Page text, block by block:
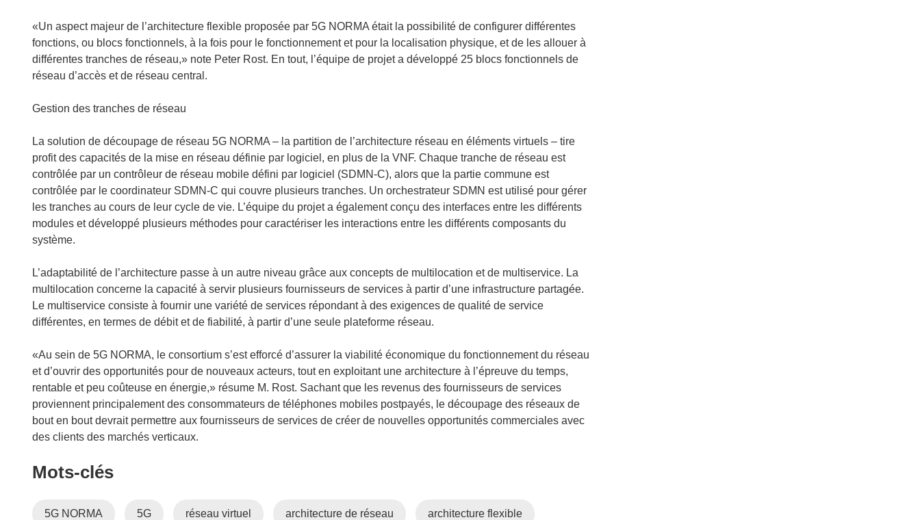
e
f
e
e
)
«Un aspect majeur de l’architecture flexible proposée par 5G NORMA était la possibilité de configurer différentes
fonctions, ou blocs fonctionnels, à la fois pour le fonctionnement et pour la localisation physique, et de les allouer à
différentes tranches de réseau,» note Peter Rost. En tout, l’équipe de projet a développé 25 blocs fonctionnels de
réseau d’accès et de réseau central.
Gestion des tranches de réseau
La solution de découpage de réseau 5G NORMA – la partition de l’architecture réseau en éléments virtuels – tire
profit des capacités de la mise en réseau définie par logiciel, en plus de la VNF. Chaque tranche de réseau est
contrôlée par un contrôleur de réseau mobile défini par logiciel (SDMN-C), alors que la partie commune est
contrôlée par le coordinateur SDMN-C qui couvre plusieurs tranches. Un orchestrateur SDMN est utilisé pour gérer
les tranches au cours de leur cycle de vie. L’équipe du projet a également conçu des interfaces entre les différents
modules et développé plusieurs méthodes pour caractériser les interactions entre les différents composants du
système.
L’adaptabilité de l’architecture passe à un autre niveau grâce aux concepts de multilocation et de multiservice. La
multilocation concerne la capacité à servir plusieurs fournisseurs de services à partir d’une infrastructure partagée.
Le multiservice consiste à fournir une variété de services répondant à des exigences de qualité de service
différentes, en termes de débit et de fiabilité, à partir d’une seule plateforme réseau.
«Au sein de 5G NORMA, le consortium s’est efforcé d’assurer la viabilité économique du fonctionnement du réseau
et d’ouvrir des opportunités pour de nouveaux acteurs, tout en exploitant une architecture à l’épreuve du temps,
rentable et peu coûteuse en énergie,» résume M. Rost. Sachant que les revenus des fournisseurs de services
proviennent principalement des consommateurs de téléphones mobiles postpayés, le découpage des réseaux de
bout en bout devrait permettre aux fournisseurs de services de créer de nouvelles opportunités commerciales avec
des clients des marchés verticaux.
Mots‑clés
5G NORMA 5G réseau virtuel architecture de réseau architecture flexible